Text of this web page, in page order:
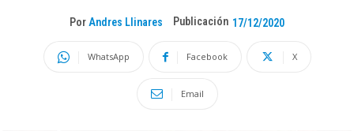
Por Andres Llinares Publicación 17/12/2020
WhatsApp Facebook X
Email